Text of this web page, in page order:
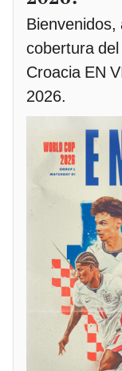
Bienvenidos,
cobertura
Croacia EN
2026.